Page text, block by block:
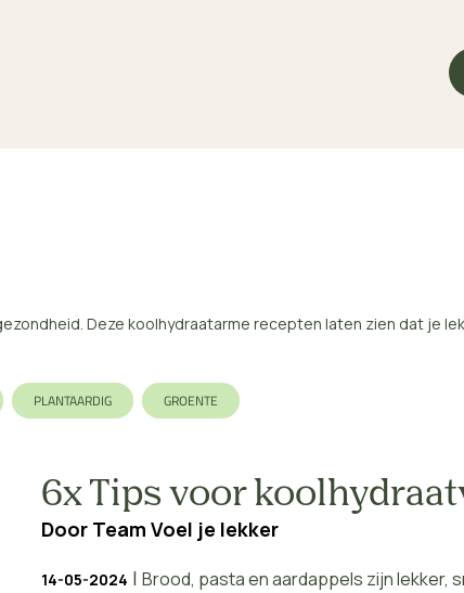
Deze koolhydraatarme recepten laten zien dat je
PLANTAARDIG GROENTE
6x Tips voor
Door Team Voel je lekker
14-05-2024 | Brood, pasta en aardappels zijn lekker,